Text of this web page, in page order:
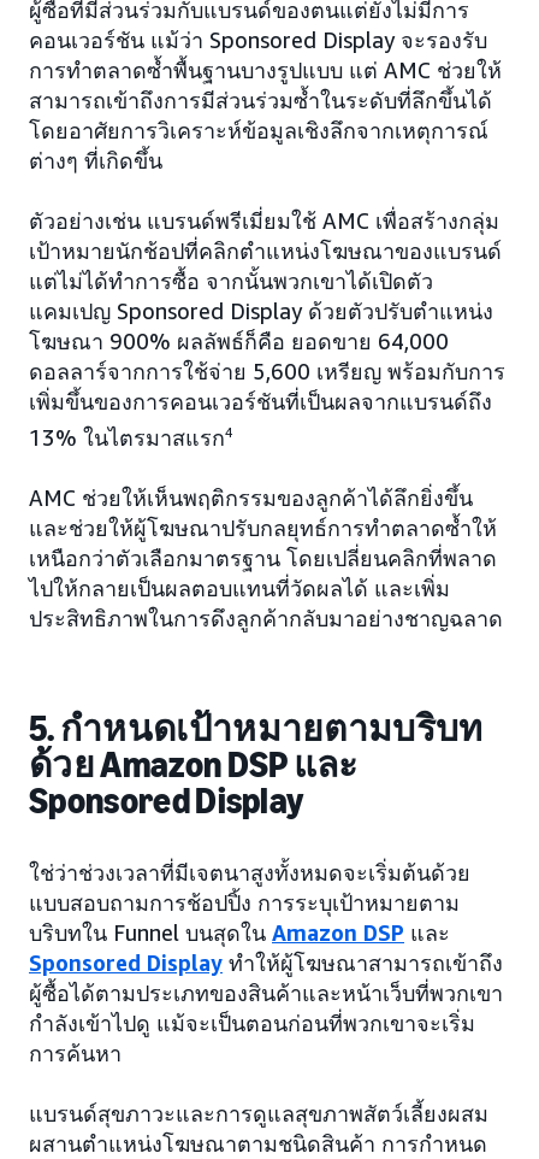
ผู้ซื้อที่มีส่วนร่วมกับแบรนด์ของตนแต่ยังไม่มีการ
คอนเวอร์ชัน แม้ว่า Sponsored Display จะรองรับ
การทำตลาดซ้ำพื้นฐานบางรูปแบบ แต่ AMC ช่วยให้
สามารถเข้าถึงการมีส่วนร่วมซ้ำในระดับที่ลึกขึ้นได้
โดยอาศัยการวิเคราะห์ข้อมูลเชิงลึกจากเหตุการณ์
ต่างๆ ที่เกิดขึ้น
ตัวอย่างเช่น แบรนด์พรีเมี่ยมใช้ AMC เพื่อสร้างกลุ่ม
เป้าหมายนักช้อปที่คลิกตำแหน่งโฆษณาของแบรนด์
แต่ไม่ได้ทำการซื้อ จากนั้นพวกเขาได้เปิดตัว
แคมเปญ Sponsored Display ด้วยตัวปรับตำแหน่ง
โฆษณา 900% ผลลัพธ์ก็คือ ยอดขาย 64,000
ดอลลาร์จากการใช้จ่าย 5,600 เหรียญ พร้อมกับการ
เพิ่มขึ้นของการคอนเวอร์ชันที่เป็นผลจากแบรนด์ถึง
13% ในไตรมาสแรก4
AMC ช่วยให้เห็นพฤติกรรมของลูกค้าได้ลึกยิ่งขึ้น
และช่วยให้ผู้โฆษณาปรับกลยุทธ์การทำตลาดซ้ำให้
เหนือกว่าตัวเลือกมาตรฐาน โดยเปลี่ยนคลิกที่พลาด
ไปให้กลายเป็นผลตอบแทนที่วัดผลได้ และเพิ่ม
ประสิทธิภาพในการดึงลูกค้ากลับมาอย่างชาญฉลาด
5. กำหนดเป้าหมายตามบริบท
ด้วย Amazon DSP และ
Sponsored Display
ใช่ว่าช่วงเวลาที่มีเจตนาสูงทั้งหมดจะเริ่มต้นด้วย
แบบสอบถามการช้อปปิ้ง การระบุเป้าหมายตาม
บริบทใน Funnel บนสุดใน Amazon DSP และ
Sponsored Display ทำให้ผู้โฆษณาสามารถเข้าถึง
ผู้ซื้อได้ตามประเภทของสินค้าและหน้าเว็บที่พวกเขา
กำลังเข้าไปดู แม้จะเป็นตอนก่อนที่พวกเขาจะเริ่ม
การค้นหา
แบรนด์สุขภาวะและการดูแลสุขภาพสัตว์เลี้ยงผสม
ผสานตำแหน่งโฆษณาตามชนิดสินค้า การกำหนด